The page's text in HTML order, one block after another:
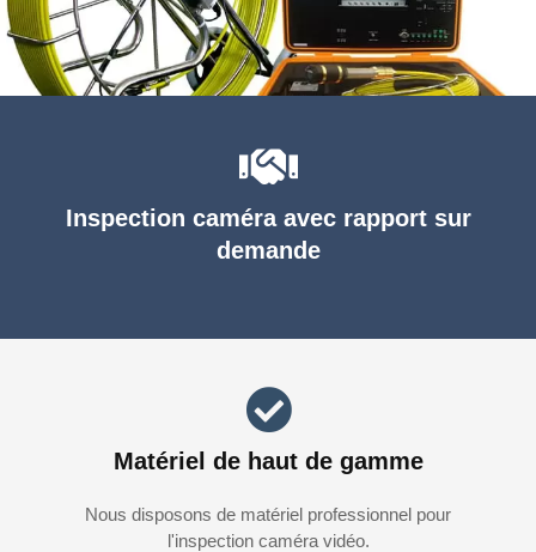
Inspection caméra avec rapport sur
demande
Matériel de haut de gamme
Nous disposons de matériel professionnel pour
l'inspection caméra vidéo.